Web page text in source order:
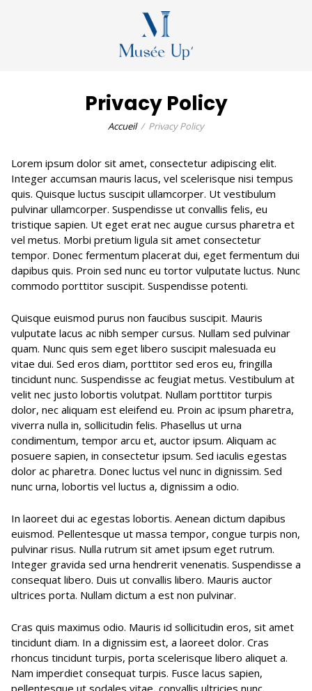
Privacy Policy
Accueil Privacy Policy
Lorem ipsum dolor sit amet, consectetur adipiscing elit.
Integer accumsan mauris lacus, vel scelerisque nisi tempus
quis. Quisque luctus suscipit ullamcorper. Ut vestibulum
pulvinar ullamcorper. Suspendisse ut convallis felis, eu
tristique sapien. Ut eget erat nec augue cursus pharetra et
vel metus. Morbi pretium ligula sit amet consectetur
tempor. Donec fermentum placerat dui, eget fermentum dui
dapibus quis. Proin sed nunc eu tortor vulputate luctus. Nunc
commodo porttitor suscipit. Suspendisse potenti.
Quisque euismod purus non faucibus suscipit. Mauris
vulputate lacus ac nibh semper cursus. Nullam sed pulvinar
quam. Nunc quis sem eget libero suscipit malesuada eu
vitae dui. Sed eros diam, porttitor sed eros eu, fringilla
tincidunt nunc. Suspendisse ac feugiat metus. Vestibulum at
velit nec justo lobortis volutpat. Nullam porttitor turpis
dolor, nec aliquam est eleifend eu. Proin ac ipsum pharetra,
viverra nulla in, sollicitudin felis. Phasellus ut urna
condimentum, tempor arcu et, auctor ipsum. Aliquam ac
posuere sapien, in consectetur ipsum. Sed iaculis egestas
dolor ac pharetra. Donec luctus vel nunc in dignissim. Sed
nunc urna, lobortis vel luctus a, dignissim a odio.
In laoreet dui ac egestas lobortis. Aenean dictum dapibus
euismod. Pellentesque ut massa tempor, congue turpis non,
pulvinar risus. Nulla rutrum sit amet ipsum eget rutrum.
Integer gravida sed urna hendrerit venenatis. Suspendisse a
consequat libero. Duis ut convallis libero. Mauris auctor
ultrices porta. Nullam dictum a est non pulvinar.
Cras quis maximus odio. Mauris id sollicitudin eros, sit amet
tincidunt diam. In a dignissim est, a laoreet dolor. Cras
rhoncus tincidunt turpis, porta scelerisque libero aliquet a.
Nam imperdiet consequat turpis. Fusce lacus sapien,
pellentesque ut sodales vitae, convallis ultricies nunc.